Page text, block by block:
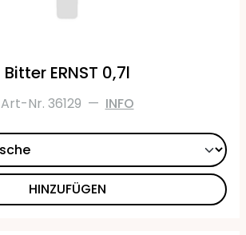
Bitter ERNST 0,7l
Art-Nr. 36129 — INFO
HINZUFÜGEN